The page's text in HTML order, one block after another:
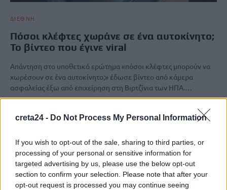
creta24 - Do Not Process My Personal Information
If you wish to opt-out of the sale, sharing to third parties, or
processing of your personal or sensitive information for
targeted advertising by us, please use the below opt-out
section to confirm your selection. Please note that after your
opt-out request is processed you may continue seeing
ΔΙΕΘΝΗ
Πόσοι κλέφτες χωράνε σε ένα αυτοκίνητο;
Το βίντεο που έγινε viral
Απάντηση στο υποθετικό ερώτημα «πόσοι κλέφτες μπορούν να
χωρέσουν σε ένα αυτοκίνητο;» έδωσε βίντεο από κάμερα
ασφαλείας έξω από επιχείρηση στη Βιρτζίνια των ΗΠΑ.…
Newsroom
Ποιες οι απάτητες παραλίες της Ελλάδας – My coast: Πώς θα
κάνετε καταγγελία για παρανομίες
8 Αυγούστου, 2026